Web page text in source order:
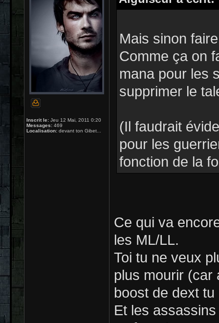
Inscrit le: Jeu 12 Mai, 2011 0:20
Messages: 469
Localisation: devant ton Gibet...
Mais sinon
Comme ça on
mana pour les
supprimer le
(Il faudrait
pour les
fonction de la
Ce qui va
les ML/LL.
Toi tu ne veux
plus mourir (car
boost de dext
Et les